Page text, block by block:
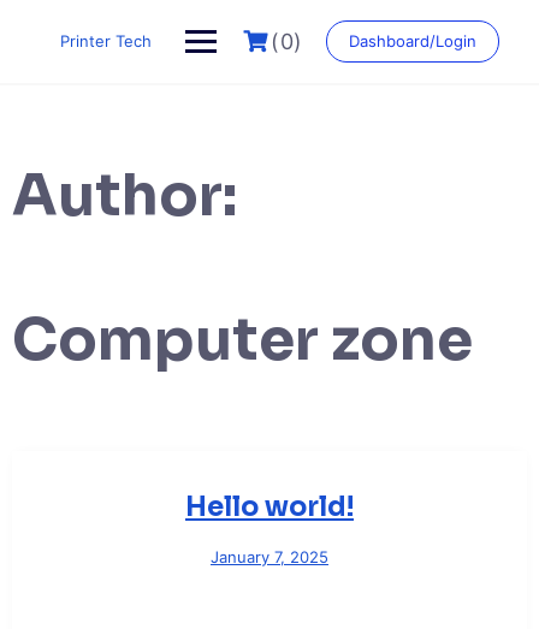
Printer Tech (0) Dashboard/Login
Author:
Computer zone
Hello world!
January 7, 2025